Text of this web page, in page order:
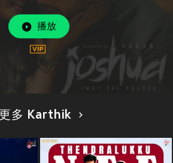
播放
更多 Karthik